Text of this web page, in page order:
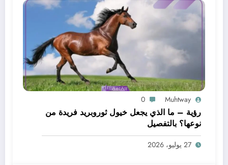
Muhtway
0
رؤية – ما الذي يجعل خيول ثوروبريد فريدة من
نوعها؟ بالتفصيل
27 يوليو، 2026